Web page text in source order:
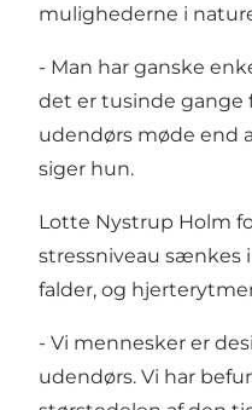
mulighederne i
- Man har ganske
det er tusinde gange
udendørs møde end
siger hun.
Lotte Nystrup Holm
stressniveau sænkes
falder, og
- Vi mennesker er
udendørs. Vi har